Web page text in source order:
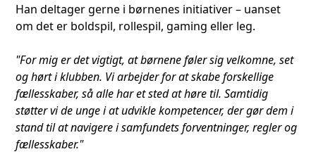
Han deltager gerne i børnenes initiativer – uanset
om det er boldspil, rollespil, gaming eller leg.
"For mig er det vigtigt, at børnene føler sig velkomne, set
og hørt i klubben. Vi arbejder for at skabe forskellige
fællesskaber, så alle har et sted at høre til. Samtidig
støtter vi de unge i at udvikle kompetencer, der gør dem i
stand til at navigere i samfundets forventninger, regler og
fællesskaber."